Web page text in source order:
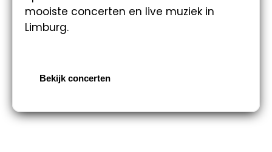
mooiste concerten en live muziek in
Limburg.
Bekijk concerten